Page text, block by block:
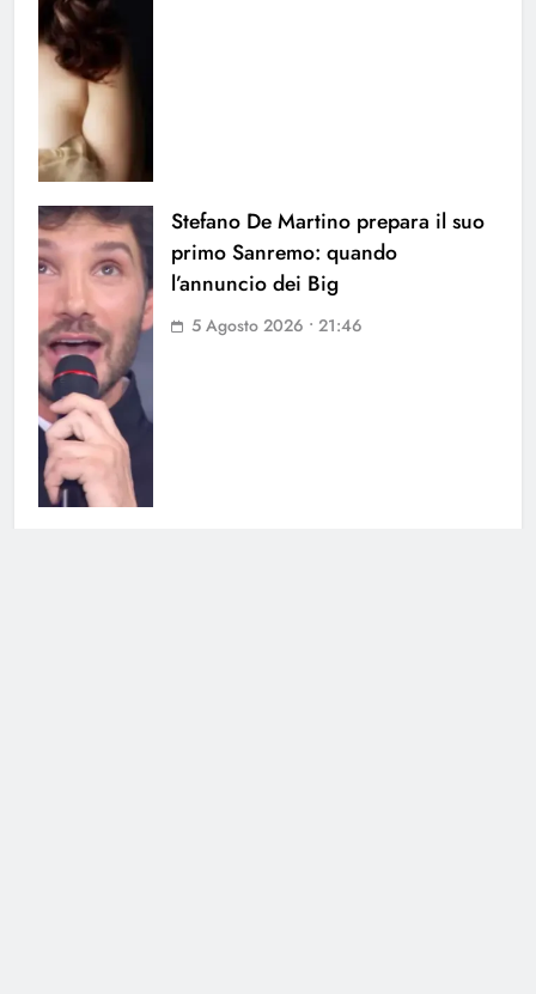
Stefano De Martino prepara il suo
primo Sanremo: quando
l’annuncio dei Big
5 Agosto 2026 • 21:46